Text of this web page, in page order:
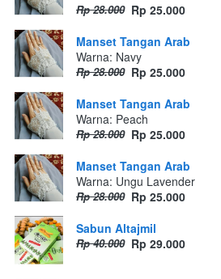
Rp 28.000 Rp 25.000
Manset Tangan Arab
Warna: Navy
Rp 28.000 Rp 25.000
Manset Tangan Arab
Warna: Peach
Rp 28.000 Rp 25.000
Manset Tangan Arab
Warna: Ungu Lavender
Rp 28.000 Rp 25.000
Sabun Altajmil
Rp 40.000 Rp 29.000